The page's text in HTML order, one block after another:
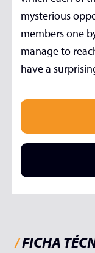
mysterious
members one
manage to
have a
/FICHA